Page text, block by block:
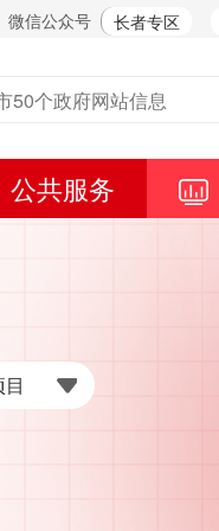
微信公众号 长者专区
公共服务